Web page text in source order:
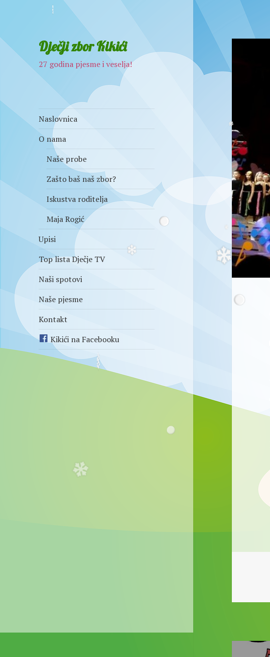
Dječji zbor Kikići
27 godina pjesme i veselja!
Naslovnica
O nama
Naše probe
Zašto baš naš zbor?
Iskustva roditelja
Maja Rogić
Upisi
Top lista Dječje TV
Naši spotovi
Naše pjesme
Kontakt
Kikići na Facebooku